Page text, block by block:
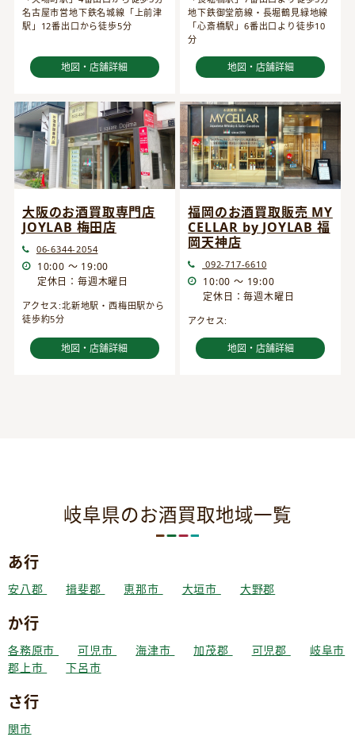
名古屋市営地下鉄名城線「上前津
駅」12番出口から徒歩5分
地図・店舗詳細
地下鉄御堂筋線・長堀鶴見緑地線
「心斎橋駅」6番出口より徒歩10
分
地図・店舗詳細
大阪のお酒買取専門店
JOYLAB 梅田店
06-6344-2054
10:00 ～ 19:00
定休日：毎週木曜日
アクセス:北新地駅・西梅田駅から
徒歩約5分
地図・店舗詳細
福岡のお酒買取販売 MY
CELLAR by JOYLAB 福
岡天神店
092-717-6610
10:00 ～ 19:00
定休日：毎週木曜日
アクセス:
地図・店舗詳細
岐阜県のお酒買取地域一覧
あ行
安八郡 揖斐郡 恵那市 大垣市 大野郡
か行
各務原市 可児市 海津市 加茂郡 可児郡
岐阜市
郡上市
下呂市
さ行
関市